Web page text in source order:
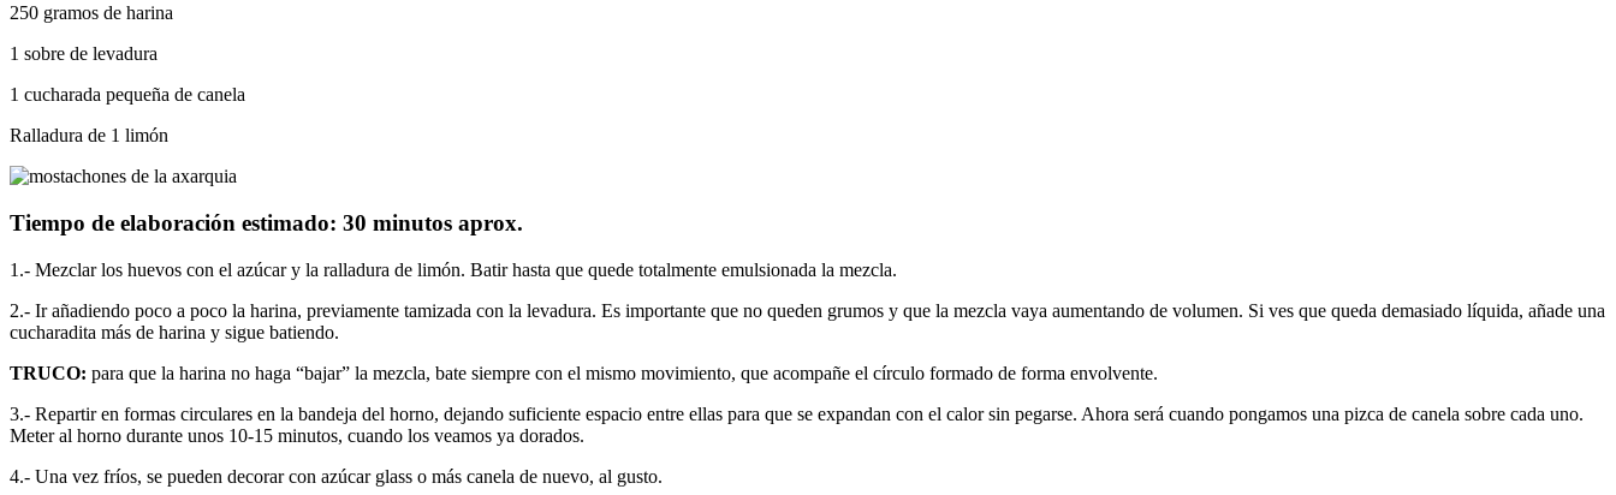
250 gramos de harina
1 sobre de levadura
1 cucharada pequeña de canela
Ralladura de 1 limón
Tiempo de elaboración estimado: 30 minutos aprox.
1.- Mezclar los huevos con el azúcar y la ralladura de limón. Batir hasta que quede totalmente emulsionada la mezcla.
2.- Ir añadiendo poco a poco la harina, previamente tamizada con la levadura. Es importante que no queden grumos y que la mezcla vaya aumentando de volumen. Si ves que queda demasiado líquida, añade una
cucharadita más de harina y sigue batiendo.
TRUCO: para que la harina no haga “bajar” la mezcla, bate siempre con el mismo movimiento, que acompañe el círculo formado de forma envolvente.
3.- Repartir en formas circulares en la bandeja del horno, dejando suficiente espacio entre ellas para que se expandan con el calor sin pegarse. Ahora será cuando pongamos una pizca de canela sobre cada uno.
Meter al horno durante unos 10-15 minutos, cuando los veamos ya dorados.
4.- Una vez fríos, se pueden decorar con azúcar glass o más canela de nuevo, al gusto.